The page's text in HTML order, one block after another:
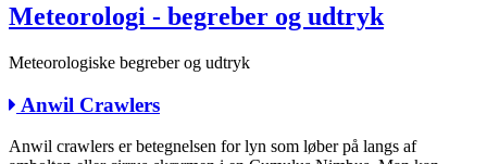
Meteorologi - begreber og udtryk
Meteorologiske begreber og udtryk
Anwil Crawlers
Anwil crawlers er betegnelsen for lyn som løber på langs af